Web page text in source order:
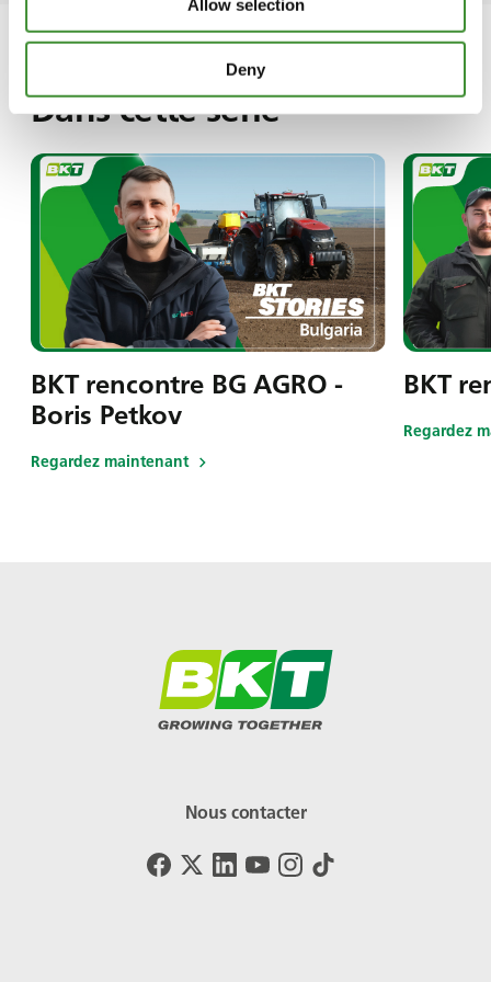
Allow selection
Deny
Dans cette série
BKT rencontre BG AGRO -
Boris Petkov
Regardez maintenant
BKT
Regardez
Nous contacter